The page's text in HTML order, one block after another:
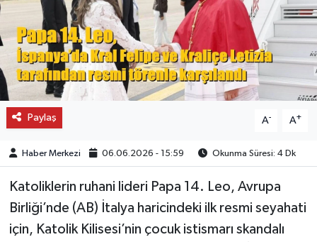
Paylaş A- A+
Haber Merkezi 06.06.2026 - 15:59 Okunma Süresi: 4 Dk
Katoliklerin ruhani lideri Papa 14. Leo, Avrupa
Birliği’nde (AB) İtalya haricindeki ilk resmi seyahati
için, Katolik Kilisesi’nin çocuk istismarı skandalı
SON DAKİKA
SPOR
FİNANS